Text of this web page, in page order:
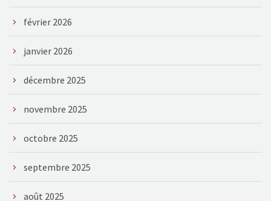
février 2026
janvier 2026
décembre 2025
novembre 2025
octobre 2025
septembre 2025
août 2025